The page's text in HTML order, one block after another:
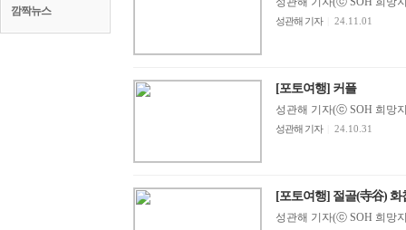
깜짝뉴스
성관해 기자 24.11.01
[포토여행] 커플
성관해 기자(ⓒ SOH 희망
성관해 기자 24.10.31
[포토여행] 절골(寺谷) 화
성관해 기자(ⓒ SOH 희망